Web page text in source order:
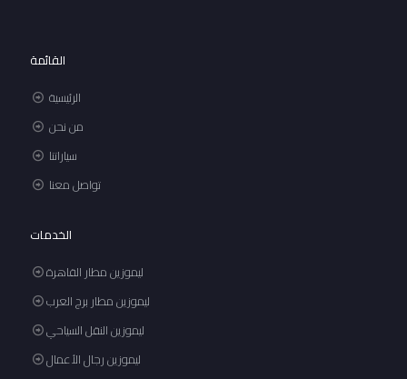
القائمة
الرئيسية
من نحن
سياراتنا
تواصل معنا
الخدمات
ليموزين مطار القاهرة
ليموزين مطار برج العرب
ليموزين النقل السياحي
ليموزين رجال الأعمال